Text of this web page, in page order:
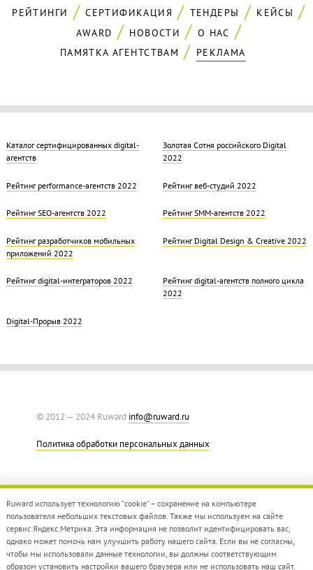
РЕЙТИНГИ СЕРТИФИКАЦИЯ ТЕНДЕРЫ
КЕЙСЫ
AWARD
НОВОСТИ
О НАС
ПАМЯТКА АГЕНТСТВАМ
РЕКЛАМА
Каталог сертифицированных digital-
агентств
Золотая Cотня российского Digital
2022
Рейтинг performance-агентств 2022 Рейтинг веб-студий 2022
Рейтинг SEO-агентств 2022 Рейтинг SMM-агентств 2022
Рейтинг разработчиков мобильных
приложений 2022
Рейтинг Digital Design & Creative 2022
Рейтинг digital-интеграторов 2022
Рейтинг digital-агентств полного цикла
2022
Digital-Прорыв 2022
© 2012 — 2024 Ruward info@ruward.ru
Политика обработки персональных данных
Дизайн –Red Collar
Создание сайта –Integrate
Ruward использует технологию "cookie" – сохранение на компьютере
пользователя небольших текстовых файлов. Также мы используем на сайте
сервис Яндекс.Метрика. Эта информация не позволит идентифицировать вас,
однако может помочь нам улучшить работу нашего сайта. Если вы не согласны,
чтобы мы использовали данные технологии, вы должны соответствующим
образом установить настройки вашего браузера или не использовать наш сайт.